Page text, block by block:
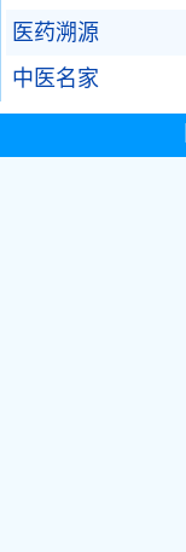
医药溯源
中医名家